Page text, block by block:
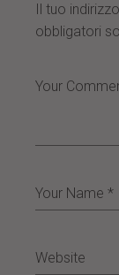
Il tuo
obbligatori